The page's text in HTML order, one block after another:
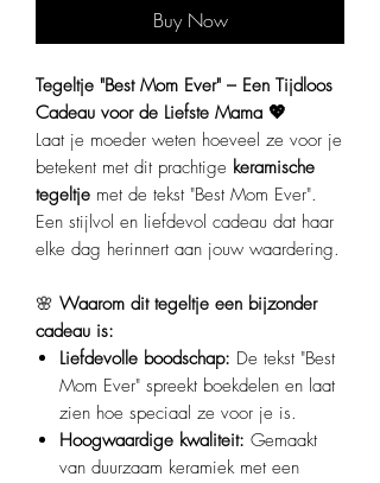
Buy Now
Tegeltje "Best Mom Ever" – Een Tijdloos
Cadeau voor de Liefste Mama 💖
Laat je moeder weten hoeveel ze voor je
betekent met dit prachtige keramische
tegeltje met de tekst "Best Mom Ever".
Een stijlvol en liefdevol cadeau dat haar
elke dag herinnert aan jouw waardering.
🌸 Waarom dit tegeltje een bijzonder
cadeau is:
Liefdevolle boodschap: De tekst "Best
Mom Ever" spreekt boekdelen en laat
zien hoe speciaal ze voor je is.
Hoogwaardige kwaliteit: Gemaakt
van duurzaam keramiek met een